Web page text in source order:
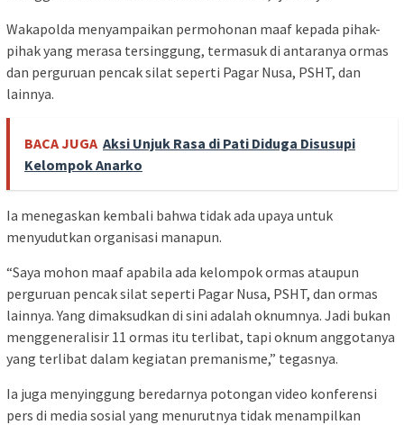
Wakapolda menyampaikan permohonan maaf kepada pihak-
pihak yang merasa tersinggung, termasuk di antaranya ormas
dan perguruan pencak silat seperti Pagar Nusa, PSHT, dan
lainnya.
BACA JUGA Aksi Unjuk Rasa di Pati Diduga Disusupi
Kelompok Anarko
Ia menegaskan kembali bahwa tidak ada upaya untuk
menyudutkan organisasi manapun.
“Saya mohon maaf apabila ada kelompok ormas ataupun
perguruan pencak silat seperti Pagar Nusa, PSHT, dan ormas
lainnya. Yang dimaksudkan di sini adalah oknumnya. Jadi bukan
menggeneralisir 11 ormas itu terlibat, tapi oknum anggotanya
yang terlibat dalam kegiatan premanisme,” tegasnya.
Ia juga menyinggung beredarnya potongan video konferensi
pers di media sosial yang menurutnya tidak menampilkan